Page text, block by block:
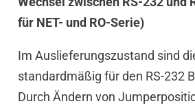
für NET- und RO-Serie)
Im Auslieferungszustand sind
standardmäßig für den RS-232
Durch Ändern von